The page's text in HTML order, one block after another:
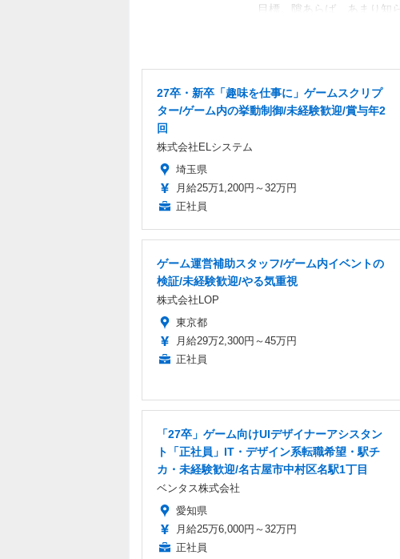
目標。隙あらば、あまり知
27卒・新卒「趣味を仕事に」ゲームスクリプ
ター/ゲーム内の挙動制御/未経験歓迎/賞与年2
回
株式会社ELシステム
埼玉県
月給25万1,200円～32万円
正社員
ゲーム運営補助スタッフ/ゲーム内イベントの
検証/未経験歓迎/やる気重視
株式会社LOP
東京都
月給29万2,300円～45万円
正社員
「27卒」ゲーム向けUIデザイナーアシスタン
ト「正社員」IT・デザイン系転職希望・駅チ
カ・未経験歓迎/名古屋市中村区名駅1丁目
ベンタス株式会社
愛知県
月給25万6,000円～32万円
正社員